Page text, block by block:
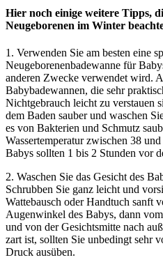
Hier noch einige weitere Tipps,
Neugeborenen im Winter
1. Verwenden Sie am besten eine
Neugeborenenbadewanne für
anderen Zwecke verwendet wird.
Babybadewannen, die sehr
Nichtgebrauch leicht zu verstauen
dem Baden sauber und waschen
es von Bakterien und Schmutz
Wassertemperatur zwischen 38
Babys sollten 1 bis 2 Stunden vor
2. Waschen Sie das Gesicht des
Schrubben Sie ganz leicht und
Wattebausch oder Handtuch sanft
Augenwinkel des Babys, dann
und von der Gesichtsmitte nach
zart ist, sollten Sie unbedingt sehr
Druck ausüben.